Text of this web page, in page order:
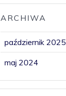
ARCHIWA
październik 2025
maj 2024